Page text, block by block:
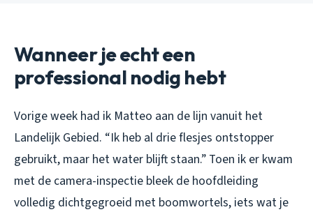
Wanneer je echt een
professional nodig hebt
Vorige week had ik Matteo aan de lijn vanuit het
Landelijk Gebied. “Ik heb al drie flesjes ontstopper
gebruikt, maar het water blijft staan.” Toen ik er kwam
met de camera-inspectie bleek de hoofdleiding
volledig dichtgegroeid met boomwortels, iets wat je